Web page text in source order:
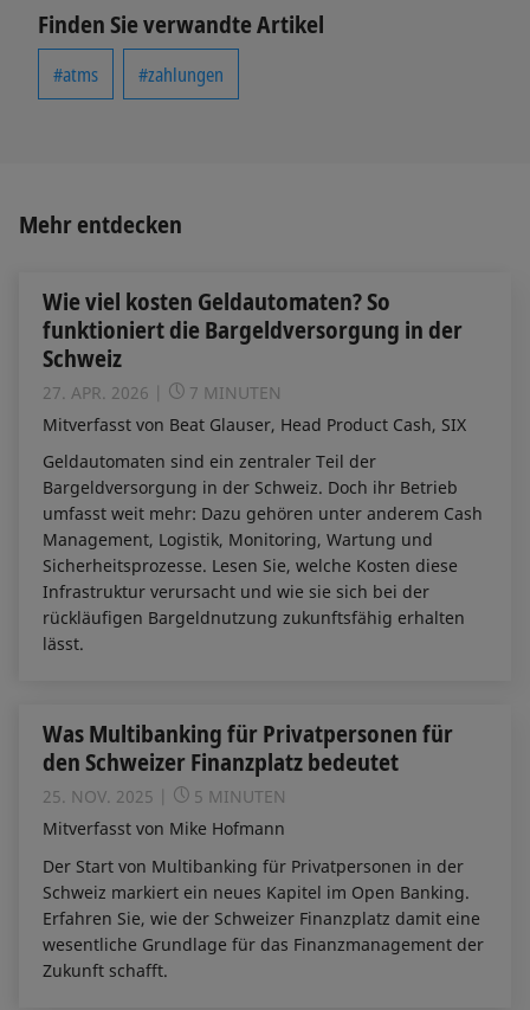
Finden Sie verwandte Artikel
#atms #zahlungen
Mehr entdecken
Wie viel kosten Geldautomaten? So
funktioniert die Bargeldversorgung in der
Schweiz
27. APR. 2026
7 MINUTEN
Mitverfasst von Beat Glauser, Head Product Cash, SIX
Geldautomaten sind ein zentraler Teil der
Bargeldversorgung in der Schweiz. Doch ihr Betrieb
umfasst weit mehr: Dazu gehören unter anderem Cash
Management, Logistik, Monitoring, Wartung und
Sicherheitsprozesse. Lesen Sie, welche Kosten diese
Infrastruktur verursacht und wie sie sich bei der
rückläufigen Bargeldnutzung zukunftsfähig erhalten
lässt.
Was Multibanking für Privatpersonen für
den Schweizer Finanzplatz bedeutet
25. NOV. 2025
5 MINUTEN
Mitverfasst von Mike Hofmann
Der Start von Multibanking für Privatpersonen in der
Schweiz markiert ein neues Kapitel im Open Banking.
Erfahren Sie, wie der Schweizer Finanzplatz damit eine
wesentliche Grundlage für das Finanzmanagement der
Zukunft schafft.